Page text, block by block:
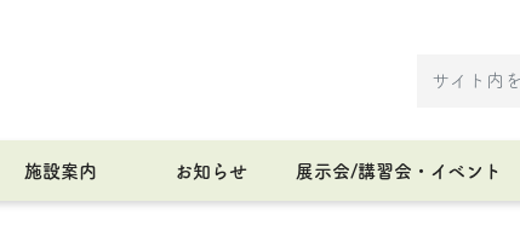
施設案内 お知らせ 展示会/講習会・イベント